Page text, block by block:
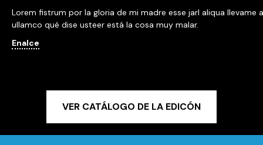
Lorem fistrum por la gloria de mi madre esse jarl aliqua llevame
ullamco qué dise usteer está la cosa muy malar.
Enalce
VER CATÁLOGO DE LA EDICÓN